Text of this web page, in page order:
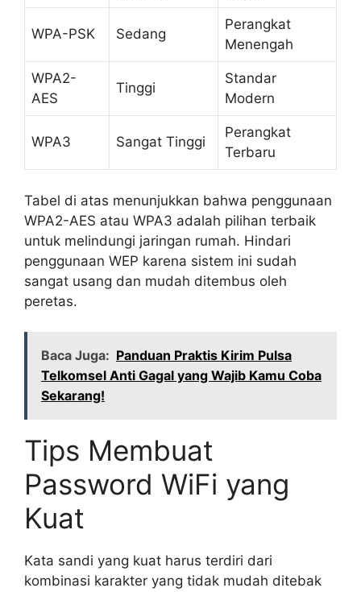
WPA-PSK Sedang
Perangkat
Menengah
WPA2-
AES
Tinggi
Standar
Modern
WPA3 Sangat Tinggi
Perangkat
Terbaru
Tabel di atas menunjukkan bahwa penggunaan
WPA2-AES atau WPA3 adalah pilihan terbaik
untuk melindungi jaringan rumah. Hindari
penggunaan WEP karena sistem ini sudah
sangat usang dan mudah ditembus oleh
peretas.
Baca Juga: Panduan Praktis Kirim Pulsa
Telkomsel Anti Gagal yang Wajib Kamu Coba
Sekarang!
Tips Membuat
Password WiFi yang
Kuat
Kata sandi yang kuat harus terdiri dari
kombinasi karakter yang tidak mudah ditebak